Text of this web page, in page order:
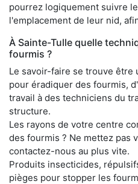
pourrez logiquement suivre
l'emplacement de leur nid,
À Sainte-Tulle quelle
fourmis ?
Le savoir-faire se trouve être
pour éradiquer des fourmis,
travail à des techniciens du
structure.
Les rayons de votre centre
des fourmis ? Ne mettez pas
contactez-nous au plus vite.
Produits insecticides,
pièges pour stopper les